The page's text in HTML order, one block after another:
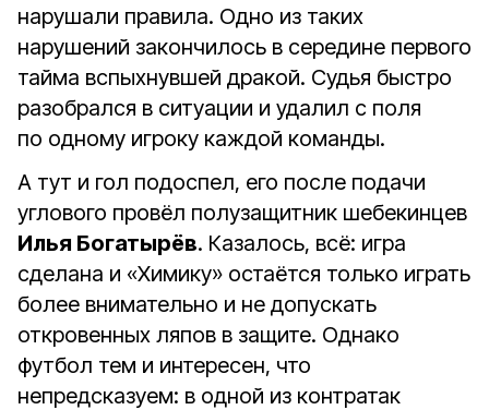
нарушали правила. Одно из таких
нарушений закончилось в середине первого
тайма вспыхнувшей дракой. Судья быстро
разобрался в ситуации и удалил с поля
по одному игроку каждой команды.
А тут и гол подоспел, его после подачи
углового провёл полузащитник шебекинцев
Илья Богатырёв. Казалось, всё: игра
сделана и «Химику» остаётся только играть
более внимательно и не допускать
откровенных ляпов в защите. Однако
футбол тем и интересен, что
непредсказуем: в одной из контратак